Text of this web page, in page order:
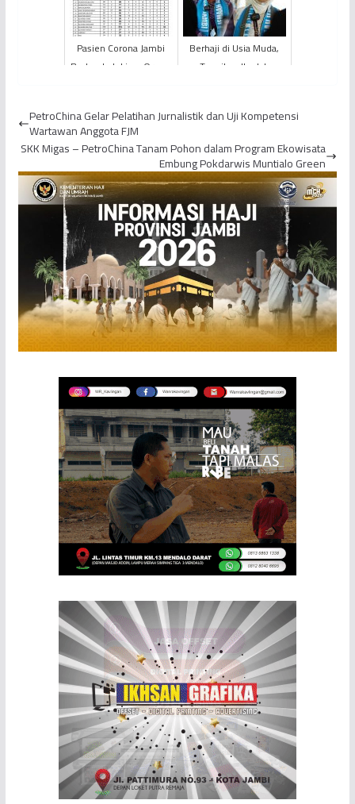
Pasien Corona Jambi
Bertambah Lima Orang,
Berhaji di Usia Muda,
Tunaikan Ibadah
PetroChina Gelar Pelatihan Jurnalistik dan Uji Kompetensi
Wartawan Anggota FJM
SKK Migas – PetroChina Tanam Pohon dalam Program Ekowisata
Embung Pokdarwis Muntialo Green